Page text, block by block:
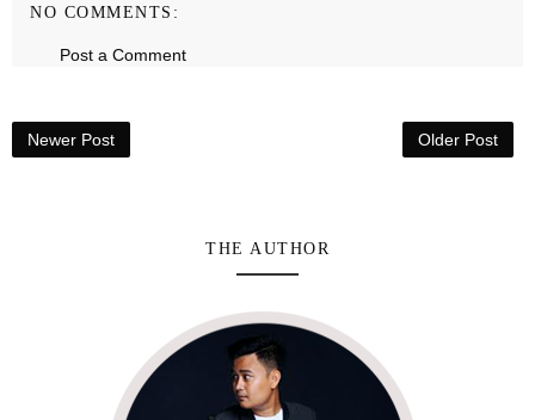
NO COMMENTS:
Post a Comment
Newer Post Older Post
THE AUTHOR